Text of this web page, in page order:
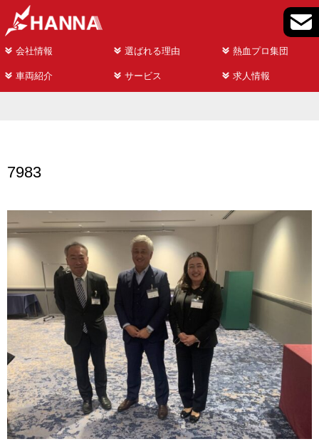
会社情報 選ばれる理由 熱血プロ集団
車両紹介 サービス 求人情報
7983